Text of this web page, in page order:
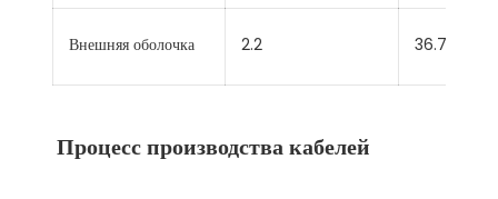
Внешняя оболочка 2.2 36.7